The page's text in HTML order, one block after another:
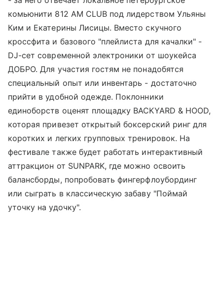
комьюнити 812 AM CLUB под лидерством Ульяны
Ким и Екатерины Лисицы. Вместо скучного
кроссфита и базового "плейлиста для качалки" -
DJ-сет современной электроники от шоукейса
ДОБРО. Для участия гостям не понадобятся
специальный опыт или инвентарь - достаточно
прийти в удобной одежде. Поклонники
единоборств оценят площадку BACKYARD & HOOD,
которая привезет открытый боксерский ринг для
коротких и легких групповых тренировок. На
фестивале также будет работать интерактивный
аттракцион от SUNPARK, где можно освоить
балансборды, попробовать фингерфлоубординг
или сыграть в классическую забаву "Поймай
уточку на удочку".